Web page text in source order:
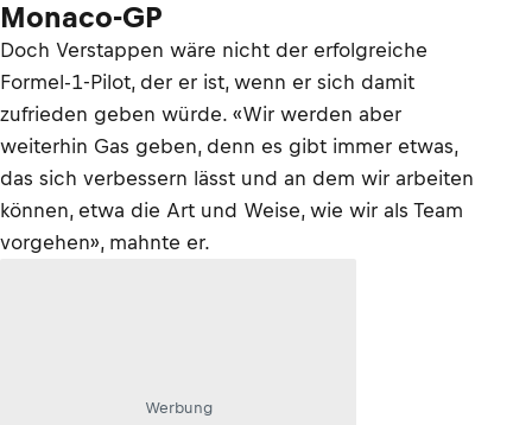
Monaco-GP
Doch Verstappen wäre nicht der erfolgreiche
Formel-1-Pilot, der er ist, wenn er sich damit
zufrieden geben würde. «Wir werden aber
weiterhin Gas geben, denn es gibt immer etwas,
das sich verbessern lässt und an dem wir arbeiten
können, etwa die Art und Weise, wie wir als Team
vorgehen», mahnte er.
Werbung